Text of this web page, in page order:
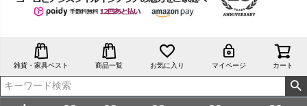
雑貨・家具ベスト 商品一覧 お気に入り マイページ カート